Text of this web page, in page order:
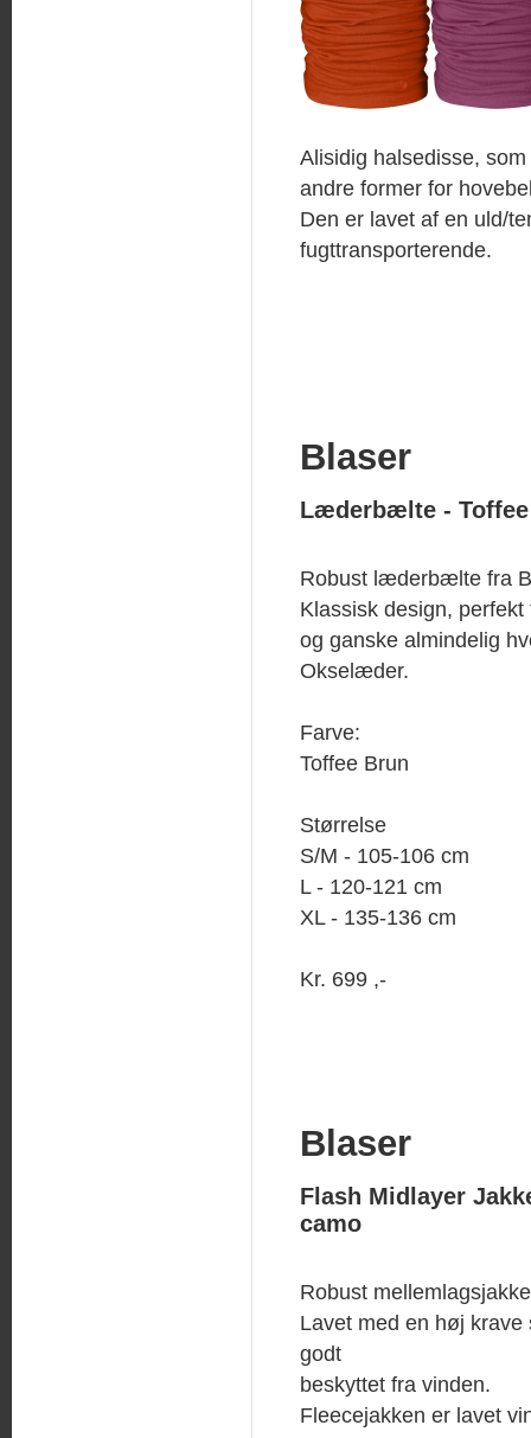
Alisidig halsedisse,
andre former for
Den er lavet af en uld/
fugttransporterende.
Blaser
Læderbælte - Toffee
Robust læderbælte fra
Klassisk design, perfekt
og ganske almindelig
Okselæder.
Farve:
Toffee Brun
Størrelse
S/M - 105-106 cm
L - 120-121 cm
XL - 135-136 cm
Kr. 699 ,-
Blaser
Flash Midlayer
camo
Robust
Lavet med en høj krave
godt
beskyttet fra vinden.
Fleecejakken er lavet